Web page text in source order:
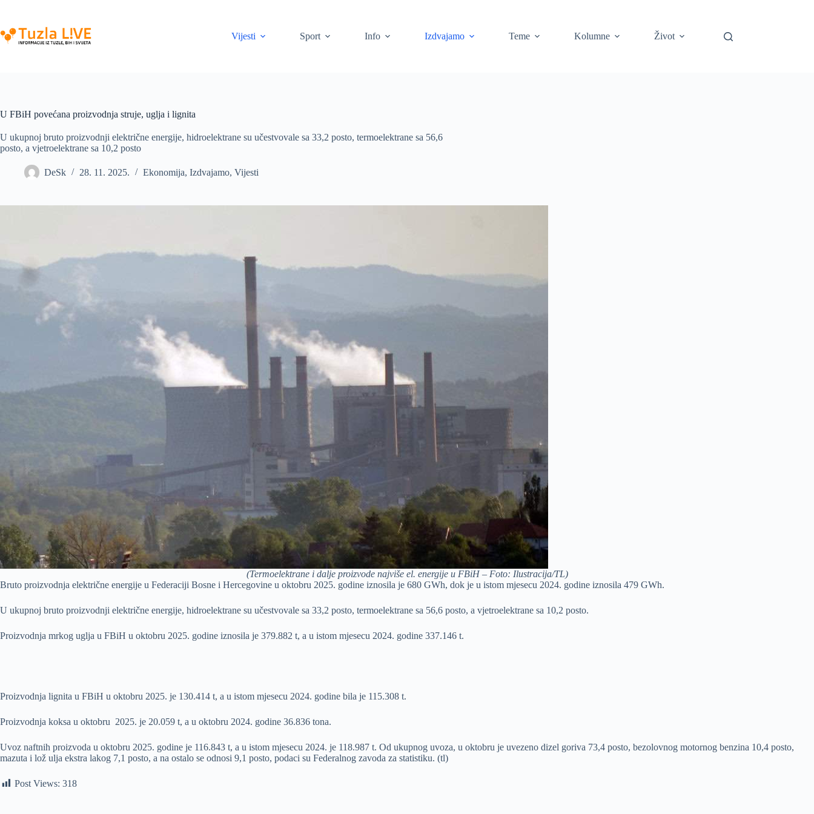
content
Vijesti
Sport Info Izdvajamo Teme Kolumne Život
U FBiH povećana proizvodnja struje, uglja i lignita
U ukupnoj bruto proizvodnji električne energije, hidroelektrane su učestvovale sa 33,2 posto, termoelektrane sa 56,6
posto, a vjetroelektrane sa 10,2 posto
DeSk 28. 11. 2025. Ekonomija, Izdvajamo, Vijesti
(Termoelektrane i dalje proizvode najviše el. energije u FBiH – Foto: Ilustracija/TL)
Bruto proizvodnja električne energije u Federaciji Bosne i Hercegovine u oktobru 2025. godine iznosila je 680 GWh, dok je u istom mjesecu 2024. godine iznosila 479 GWh.
U ukupnoj bruto proizvodnji električne energije, hidroelektrane su učestvovale sa 33,2 posto, termoelektrane sa 56,6 posto, a vjetroelektrane sa 10,2 posto.
Proizvodnja mrkog uglja u FBiH u oktobru 2025. godine iznosila je 379.882 t, a u istom mjesecu 2024. godine 337.146 t.
Proizvodnja lignita u FBiH u oktobru 2025. je 130.414 t, a u istom mjesecu 2024. godine bila je 115.308 t.
Proizvodnja koksa u oktobru 2025. je 20.059 t, a u oktobru 2024. godine 36.836 tona.
Uvoz naftnih proizvoda u oktobru 2025. godine je 116.843 t, a u istom mjesecu 2024. je 118.987 t. Od ukupnog uvoza, u oktobru je uvezeno dizel goriva 73,4 posto, bezolovnog motornog benzina 10,4 posto,
mazuta i lož ulja ekstra lakog 7,1 posto, a na ostalo se odnosi 9,1 posto, podaci su Federalnog zavoda za statistiku. (tl)
Post Views: 318